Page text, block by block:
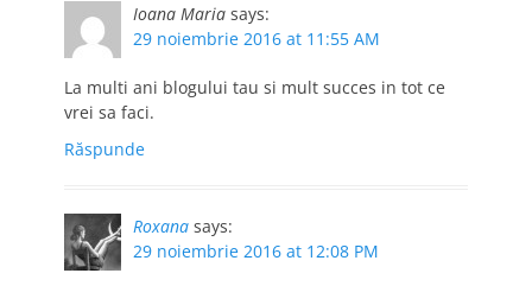
Ioana Maria says:
29 noiembrie 2016 at 11:55 AM
La multi ani blogului tau si mult succes in tot ce
vrei sa faci.
Răspunde
Roxana says:
29 noiembrie 2016 at 12:08 PM